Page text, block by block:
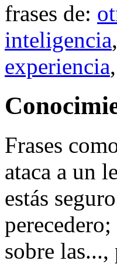
frases de:
inteligencia,
experiencia,
Frases
ataca a un
estás
sobre